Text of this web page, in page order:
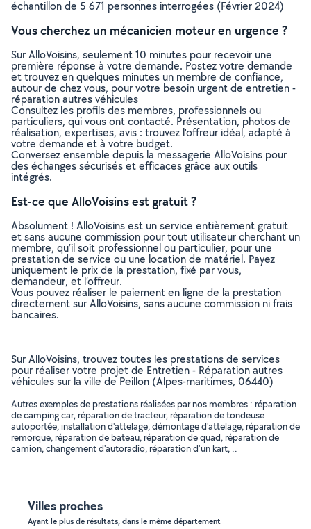
échantillon de 5 671 personnes interrogées (Février 2024)
Vous cherchez un mécanicien moteur en urgence ?
Sur AlloVoisins, seulement 10 minutes pour recevoir une
première réponse à votre demande. Postez votre demande
et trouvez en quelques minutes un membre de confiance,
autour de chez vous, pour votre besoin urgent de entretien -
réparation autres véhicules
Consultez les profils des membres, professionnels ou
particuliers, qui vous ont contacté. Présentation, photos de
réalisation, expertises, avis : trouvez l'offreur idéal, adapté à
votre demande et à votre budget.
Conversez ensemble depuis la messagerie AlloVoisins pour
des échanges sécurisés et efficaces grâce aux outils
intégrés.
Est-ce que AlloVoisins est gratuit ?
Absolument ! AlloVoisins est un service entièrement gratuit
et sans aucune commission pour tout utilisateur cherchant un
membre, qu’il soit professionnel ou particulier, pour une
prestation de service ou une location de matériel. Payez
uniquement le prix de la prestation, fixé par vous,
demandeur, et l’offreur.
Vous pouvez réaliser le paiement en ligne de la prestation
directement sur AlloVoisins, sans aucune commission ni frais
bancaires.
Sur AlloVoisins, trouvez toutes les prestations de services
pour réaliser votre projet de Entretien - Réparation autres
véhicules sur la ville de Peillon (Alpes-maritimes, 06440)
Autres exemples de prestations réalisées par nos membres : réparation
de camping car, réparation de tracteur, réparation de tondeuse
autoportée, installation d'attelage, démontage d'attelage, réparation de
remorque, réparation de bateau, réparation de quad, réparation de
camion, changement d'autoradio, réparation d'un kart, ..
Villes proches
Ayant le plus de résultats, dans le même département